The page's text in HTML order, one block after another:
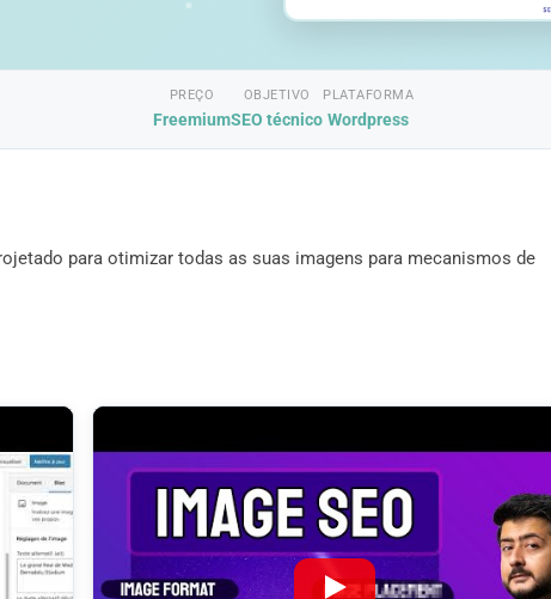
PREÇO
Freemium
OBJETIVO
SEO técnico
PLATAFORMA
Wordpress
para otimizar todas as suas imagens para mecanismos de